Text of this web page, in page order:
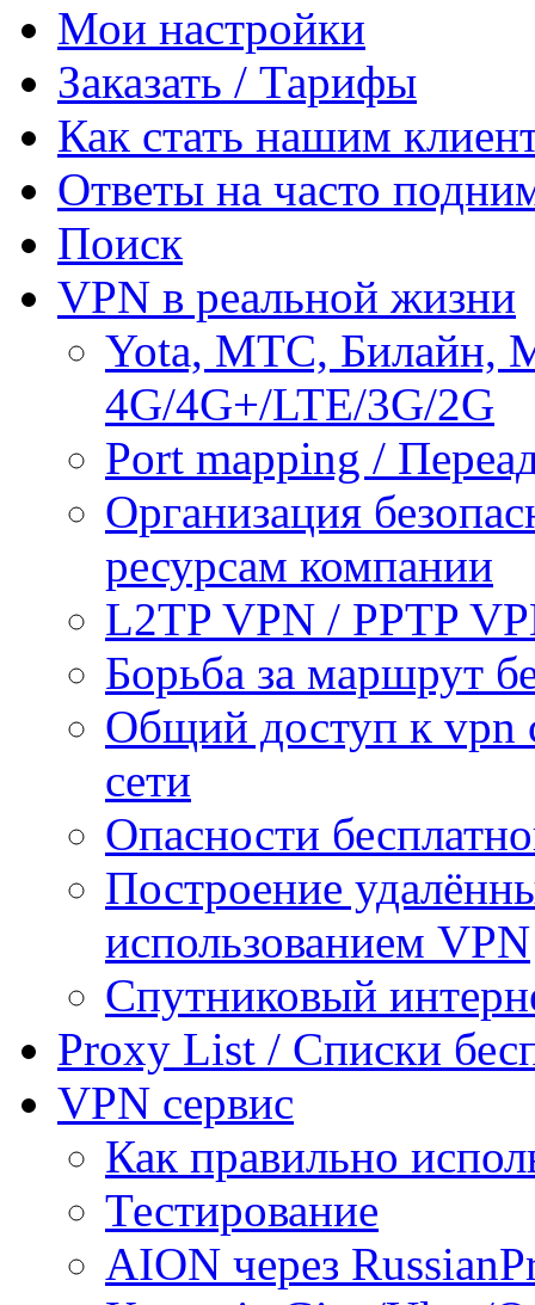
Мои настройки
Заказать / Тарифы
Как стать нашим
Ответы на часто
Поиск
VPN в реальной жизни
Yota, МТС, Билайн,
4G/4G+/LTE/3G/2G
Port mapping /
Организация
ресурсам компании
L2TP VPN / PPTP
Борьба за маршрут
Общий доступ к vpn
сети
Опасности
Построение
использованием VPN
Спутниковый
Proxy List / Списки
VPN сервис
Как правильно
Тестирование
AION через